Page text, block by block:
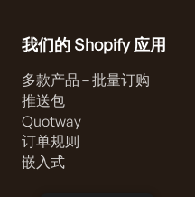
我们的 Shopify 应用
多款产品 – 批量订购
推送包
Quotway
订单规则
嵌入式